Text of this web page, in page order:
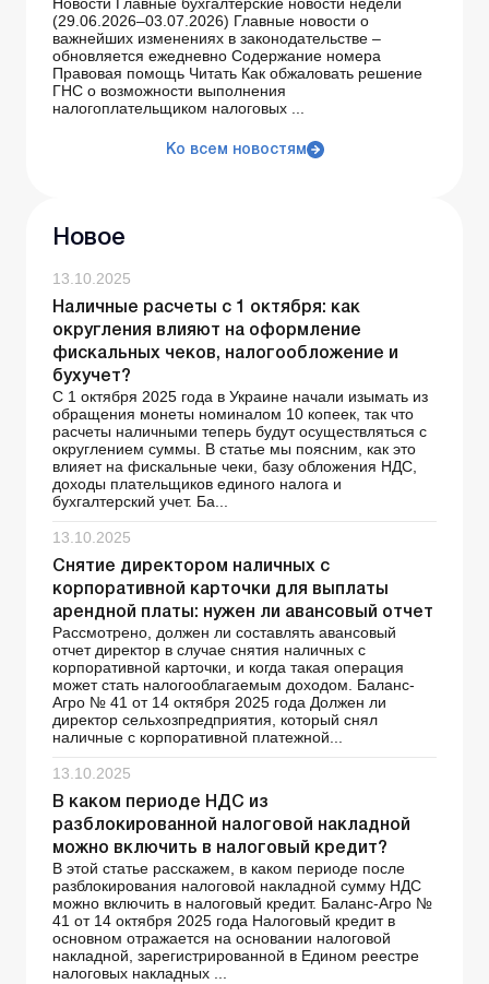
Новости Главные бухгалтерские новости недели
(29.06.2026–03.07.2026) Главные новости о
важнейших изменениях в законодательстве –
обновляется ежедневно Содержание номера
Правовая помощь Читать Как обжаловать решение
ГНС о возможности выполнения
налогоплательщиком налоговых ...
Ко всем новостям
Новое
13.10.2025
Наличные расчеты с 1 октября: как
округления влияют на оформление
фискальных чеков, налогообложение и
бухучет?
С 1 октября 2025 года в Украине начали изымать из
обращения монеты номиналом 10 копеек, так что
расчеты наличными теперь будут осуществляться с
округлением суммы. В статье мы поясним, как это
влияет на фискальные чеки, базу обложения НДС,
доходы плательщиков единого налога и
бухгалтерский учет. Ба...
13.10.2025
Снятие директором наличных с
корпоративной карточки для выплаты
арендной платы: нужен ли авансовый отчет
Рассмотрено, должен ли составлять авансовый
отчет директор в случае снятия наличных с
корпоративной карточки, и когда такая операция
может стать налогооблагаемым доходом. Баланс-
Агро № 41 от 14 октября 2025 года Должен ли
директор сельхозпредприятия, который снял
наличные с корпоративной платежной...
13.10.2025
В каком периоде НДС из
разблокированной налоговой накладной
можно включить в налоговый кредит?
В этой статье расскажем, в каком периоде после
разблокирования налоговой накладной сумму НДС
можно включить в налоговый кредит. Баланс-Агро №
41 от 14 октября 2025 года Налоговый кредит в
основном отражается на основании налоговой
накладной, зарегистрированной в Едином реестре
налоговых накладных ...